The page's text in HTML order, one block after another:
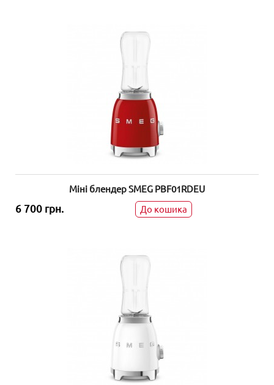
Міні блендер SMEG PBF01RDEU
6 700 грн. До кошика